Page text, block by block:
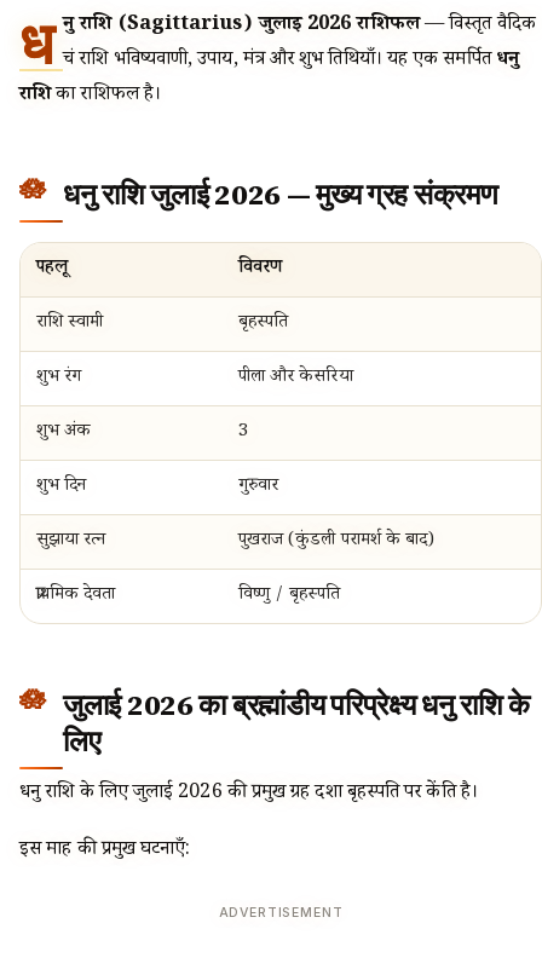
ध नु राशि (Sagittarius) जुलाई 2026 राशिफल— विस्तृत वैदिक
चंद्र राशि भविष्यवाणी, उपाय, मंत्र और शुभ तिथियाँ। यह एक समर्पितधनु
राशिका राशिफल है।
धनु राशि जुलाई 2026 — मुख्य ग्रह संक्रमण
पहलू
विवरण
राशि स्वामी
बृहस्पति
शुभ रंग
पीला और केसरिया
शुभ अंक
3
शुभ दिन
गुरुवार
सुझाया रत्न
पुखराज (कुंडली परामर्श के बाद)
प्राथमिक देवता
विष्णु / बृहस्पति
जुलाई 2026 का ब्रह्मांडीय परिप्रेक्ष्य धनु राशि के
लिए
धनु राशि के लिए जुलाई 2026 की प्रमुख ग्रह दशा बृहस्पति पर केंद्रित है।
इस माह की प्रमुख घटनाएँ:
ADVERTISEMENT